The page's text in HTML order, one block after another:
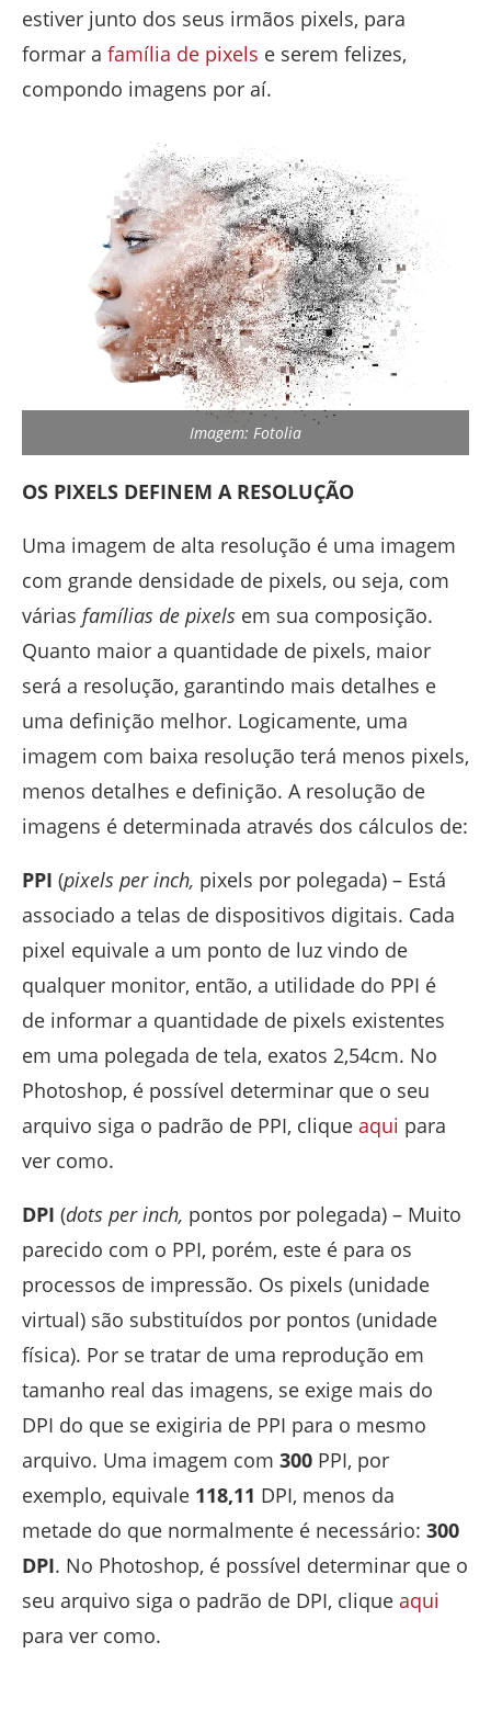
estiver junto dos seus irmãos pixels, para
formar a família de pixels e serem felizes,
compondo imagens por aí.
Imagem: Fotolia
OS PIXELS DEFINEM A RESOLUÇÃO
Uma imagem de alta resolução é uma imagem
com grande densidade de pixels, ou seja, com
várias famílias de pixels em sua composição.
Quanto maior a quantidade de pixels, maior
será a resolução, garantindo mais detalhes e
uma definição melhor. Logicamente, uma
imagem com baixa resolução terá menos pixels,
menos detalhes e definição. A resolução de
imagens é determinada através dos cálculos de:
PPI (pixels per inch, pixels por polegada) – Está
associado a telas de dispositivos digitais. Cada
pixel equivale a um ponto de luz vindo de
qualquer monitor, então, a utilidade do PPI é
de informar a quantidade de pixels existentes
em uma polegada de tela, exatos 2,54cm. No
Photoshop, é possível determinar que o seu
arquivo siga o padrão de PPI, clique aqui para
ver como.
DPI (dots per inch, pontos por polegada) – Muito
parecido com o PPI, porém, este é para os
processos de impressão. Os pixels (unidade
virtual) são substituídos por pontos (unidade
física). Por se tratar de uma reprodução em
tamanho real das imagens, se exige mais do
DPI do que se exigiria de PPI para o mesmo
arquivo. Uma imagem com 300 PPI, por
exemplo, equivale 118,11 DPI, menos da
metade do que normalmente é necessário: 300
DPI. No Photoshop, é possível determinar que o
seu arquivo siga o padrão de DPI, clique aqui
para ver como.